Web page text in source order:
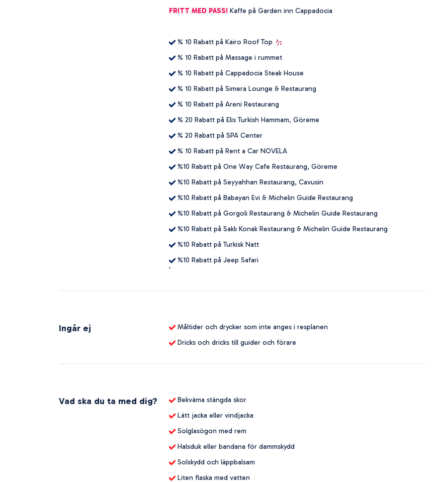
FRITT MED PASS! Kaffe på Garden inn Cappadocia
% 10 Rabatt på Kairo Roof Top
% 10 Rabatt på Massage i rummet
% 10 Rabatt på Cappadocia Steak House
% 10 Rabatt på Simera Lounge & Restaurang
% 10 Rabatt på Areni Restaurang
% 20 Rabatt på Elis Turkish Hammam, Göreme
% 20 Rabatt på SPA Center
% 10 Rabatt på Rent a Car NOVELA
%10 Rabatt på One Way Cafe Restaurang, Göreme
%10 Rabatt på Seyyahhan Restaurang, Cavusin
%10 Rabatt på Babayan Evi & Michelin Guide Restaurang
%10 Rabatt på Gorgoli Restaurang & Michelin Guide Restaurang
%10 Rabatt på Saklı Konak Restaurang & Michelin Guide Restaurang
%10 Rabatt på Turkisk Natt
%10 Rabatt på Jeep Safari
'
Ingår ej
Måltider och drycker som inte anges i resplanen
Dricks och dricks till guider och förare
Vad ska du ta med dig?
Bekväma stängda skor
Lätt jacka eller vindjacka
Solglasögon med rem
Halsduk eller bandana för dammskydd
Solskydd och läppbalsam
Liten flaska med vatten